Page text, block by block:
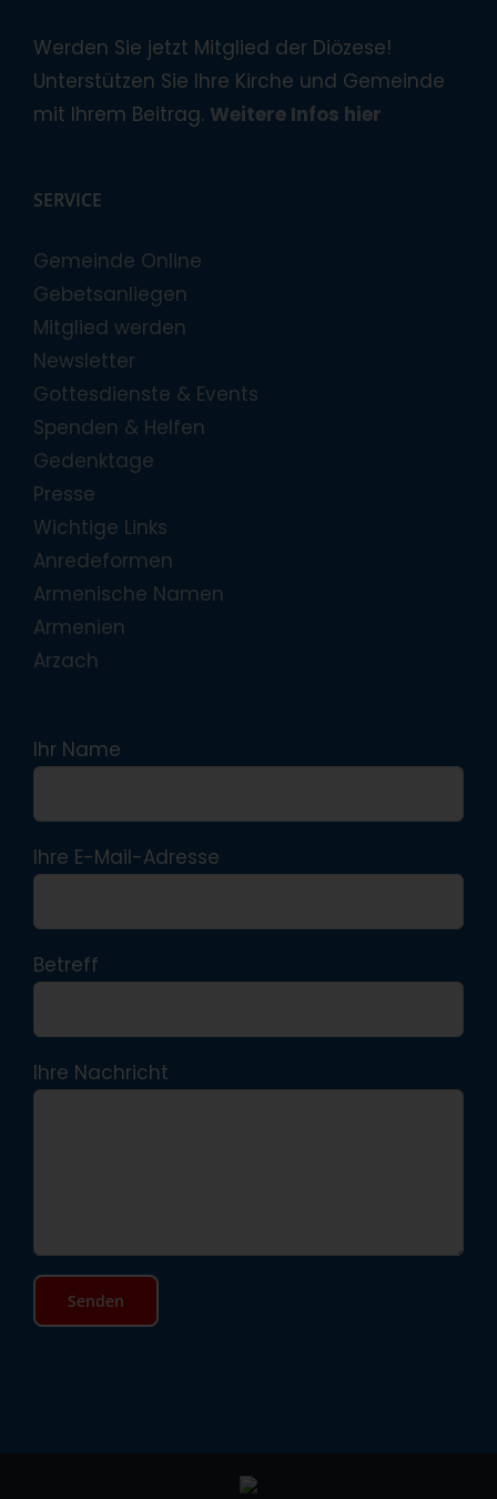
Werden Sie jetzt Mitglied der Diözese!
Unterstützen Sie Ihre Kirche und Gemeinde
mit Ihrem Beitrag. Weitere Infos hier
SERVICE
Gemeinde Online
Gebetsanliegen
Mitglied werden
Newsletter
Gottesdienste & Events
Spenden & Helfen
Gedenktage
Presse
Wichtige Links
Anredeformen
Armenische Namen
Armenien
Arzach
Ihr Name
Ihre E-Mail-Adresse
Betreff
Ihre Nachricht